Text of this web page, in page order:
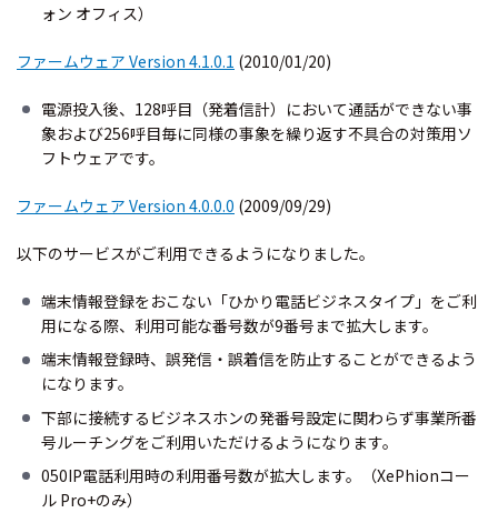
ォン オフィス）
ファームウェア Version 4.1.0.1 (2010/01/20)
電源投入後、128呼目（発着信計）において通話ができない事
象および256呼目毎に同様の事象を繰り返す不具合の対策用ソ
フトウェアです。
ファームウェア Version 4.0.0.0 (2009/09/29)
以下のサービスがご利用できるようになりました。
端末情報登録をおこない「ひかり電話ビジネスタイプ」をご利
用になる際、利用可能な番号数が9番号まで拡大します。
端末情報登録時、誤発信・誤着信を防止することができるよう
になります。
下部に接続するビジネスホンの発番号設定に関わらず事業所番
号ルーチングをご利用いただけるようになります。
050IP電話利用時の利用番号数が拡大します。（XePhionコー
ル Pro+のみ）